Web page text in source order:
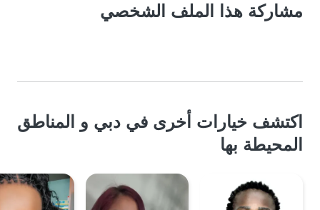
مشاركة هذا الملف الشخصي
اكتشف خيارات أخرى في دبي و المناطق
المحيطة بها